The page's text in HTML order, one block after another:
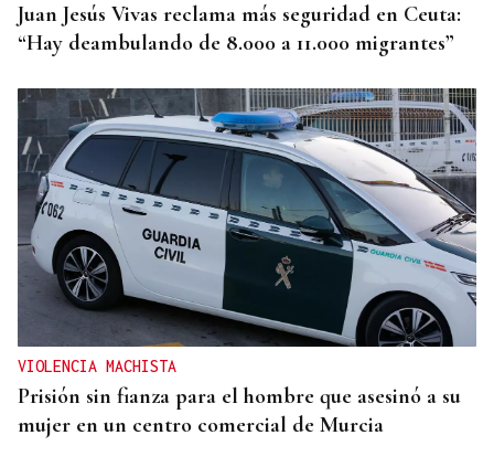
Juan Jesús Vivas reclama más seguridad en Ceuta:
“Hay deambulando de 8.000 a 11.000 migrantes”
VIOLENCIA MACHISTA
Prisión sin fianza para el hombre que asesinó a su
mujer en un centro comercial de Murcia